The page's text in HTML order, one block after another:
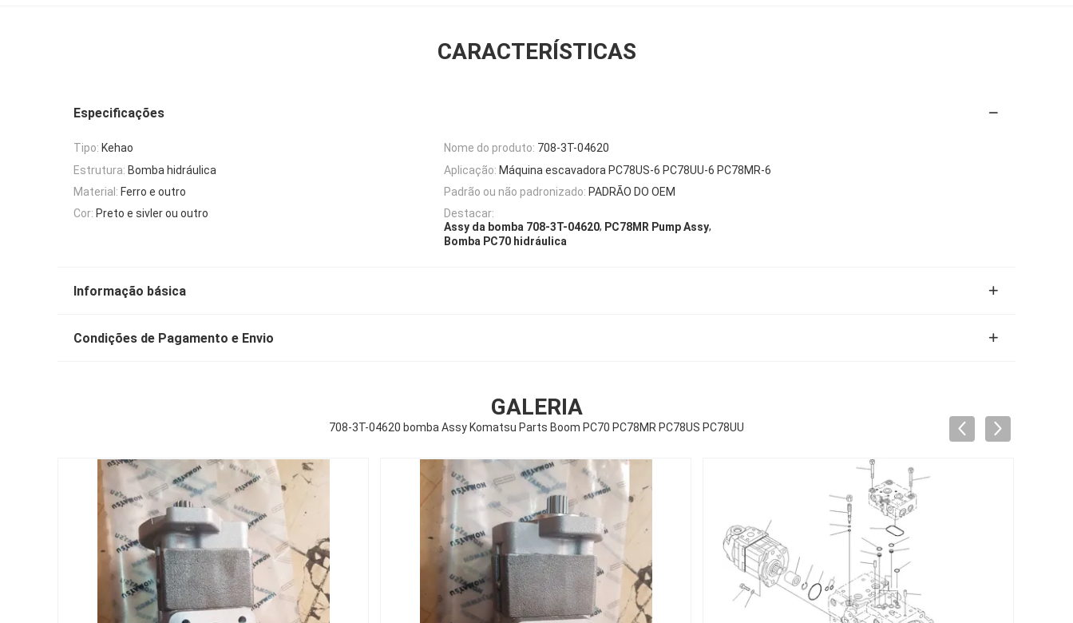
CARACTERÍSTICAS
Especificações
Tipo: Kehao Nome do produto: 708-3T-04620
Estrutura: Bomba hidráulica Aplicação: Máquina escavadora PC78US-6 PC78UU-6 PC78MR-6
Material: Ferro e outro Padrão ou não padronizado: PADRÃO DO OEM
Cor: Preto e sivler ou outro
Destacar:
Assy da bomba 708-3T-04620, PC78MR Pump Assy,
Bomba PC70 hidráulica
Informação básica
Condições de Pagamento e Envio
GALERIA
708-3T-04620 bomba Assy Komatsu Parts Boom PC70 PC78MR PC78US PC78UU